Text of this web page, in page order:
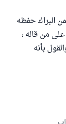
البراك حفظه
على من قاله ،
بأنه